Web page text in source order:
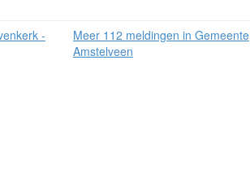
-
Meer 112 meldingen in Gemeente
Amstelveen